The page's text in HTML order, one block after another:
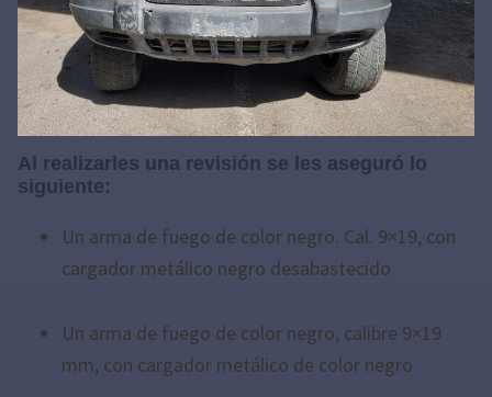
Al realizarles una revisión se les aseguró lo
siguiente:
Un arma de fuego de color negro. Cal. 9×19, con
cargador metálico negro desabastecido
Un arma de fuego de color negro, calibre 9×19
mm, con cargador metálico de color negro